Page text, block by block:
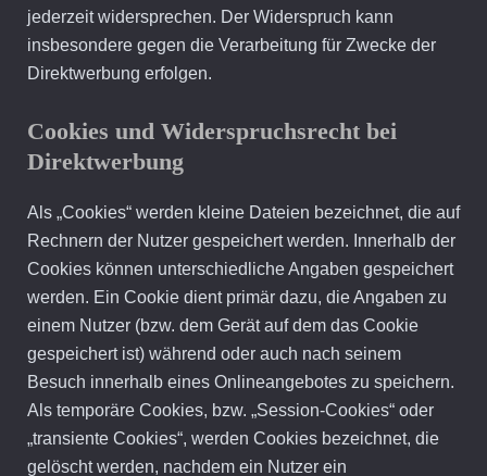
jederzeit widersprechen. Der Widerspruch kann
insbesondere gegen die Verarbeitung für Zwecke der
Direktwerbung erfolgen.
Cookies und Widerspruchsrecht bei
Direktwerbung
Als „Cookies“ werden kleine Dateien bezeichnet, die auf
Rechnern der Nutzer gespeichert werden. Innerhalb der
Cookies können unterschiedliche Angaben gespeichert
werden. Ein Cookie dient primär dazu, die Angaben zu
einem Nutzer (bzw. dem Gerät auf dem das Cookie
gespeichert ist) während oder auch nach seinem
Besuch innerhalb eines Onlineangebotes zu speichern.
Als temporäre Cookies, bzw. „Session-Cookies“ oder
„transiente Cookies“, werden Cookies bezeichnet, die
gelöscht werden, nachdem ein Nutzer ein